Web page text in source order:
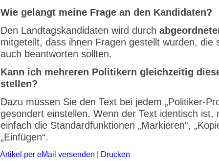
Wie gelangt meine Frage an den Kandidaten?
Den Landtagskandidaten wird durch
mitgeteilt, dass ihnen Fragen gestellt wurden, die
auch beantworten sollten.
Kann ich mehreren Politikern gleichzeitig
stellen?
Dazu müssen Sie den Text bei jedem „Politiker-
gesondert einstellen. Wenn der Text identisch ist,
einfach die Standardfunktionen „Markieren“,
„Einfügen“.
Artikel per eMail versenden Drucken